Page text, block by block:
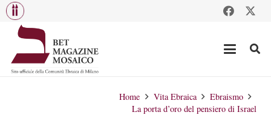
Home Vita Ebraica
Ebraismo
La porta d’oro del pensiero di Israel